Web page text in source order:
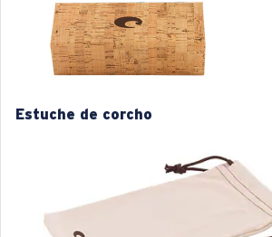
M
3. Ancho
55 mm
4. Altura del lente:
4. Altura
Estuche de corcho